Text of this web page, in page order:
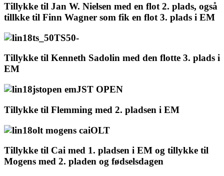
Tillykke til Jan W. Nielsen med en flot 2. plads, også
tillkke til Finn Wagner som fik en flot 3. plads i EM
TS50-
Tillykke til Kenneth Sadolin med den flotte 3. plads i
EM
JST OPEN
Tillykke til Flemming med 2. pladsen i EM
OLT
Tillykke til Cai med 1. pladsen i EM og tillykke til
Mogens med 2. pladen og fødselsdagen